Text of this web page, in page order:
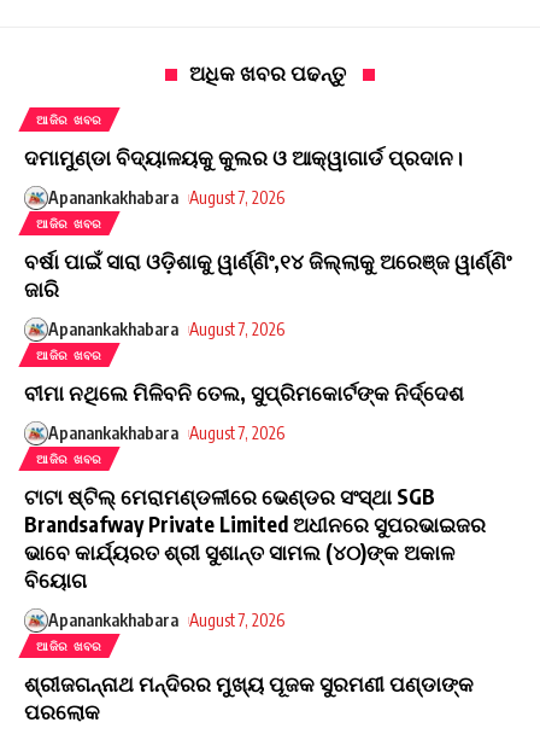
ଅଧିକ ଖବର ପଢନ୍ତୁ
ଆଜିର ଖବର
ଦମାମୁଣ୍ଡା ବିଦ୍ୟାଳୟକୁ କୁଲର ଓ ଆକ୍ୱାଗାର୍ଡ ପ୍ରଦାନ।
Apanankakhabara August 7, 2026
ଆଜିର ଖବର
ବର୍ଷା ପାଇଁ ସାରା ଓଡ଼ିଶାକୁ ୱାର୍ଣ୍ଣିଂ,୧୪ ଜିଲ୍ଲାକୁ ଅରେଞ୍ଜ ୱାର୍ଣ୍ଣିଂ
ଜାରି
Apanankakhabara August 7, 2026
ଆଜିର ଖବର
ବୀମା ନଥିଲେ ମିଳିବନି ତେଲ, ସୁପ୍ରିମକୋର୍ଟଙ୍କ ନିର୍ଦ୍ଦେଶ
Apanankakhabara August 7, 2026
ଆଜିର ଖବର
ଟାଟା ଷ୍ଟିଲ୍ ମେରାମଣ୍ଡଳୀରେ ଭେଣ୍ଡର ସଂସ୍ଥା SGB
Brandsafway Private Limited ଅଧୀନରେ ସୁପରଭାଇଜର
ଭାବେ କାର୍ଯ୍ୟରତ ଶ୍ରୀ ସୁଶାନ୍ତ ସାମଲ (୪୦)ଙ୍କ ଅକାଳ
ବିୟୋଗ
Apanankakhabara August 7, 2026
ଆଜିର ଖବର
ଶ୍ରୀଜଗନ୍ନାଥ ମନ୍ଦିରର ମୁଖ୍ୟ ପୂଜକ ସୁରମଣୀ ପଣ୍ଡାଙ୍କ
ପରଲୋକ